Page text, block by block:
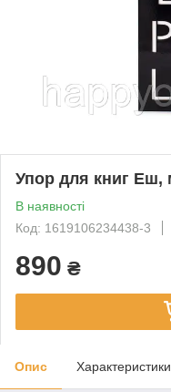
Упор для книг Еш,
В наявності
Код: 1619106234438-3
890 ₴
Опис Характеристики